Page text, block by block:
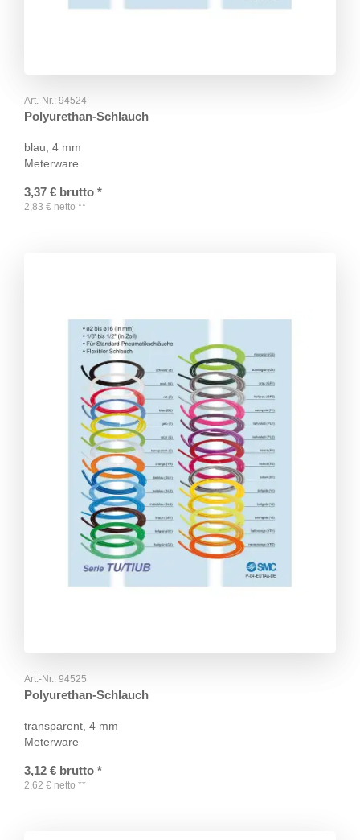
Art.-Nr.: 94524
Polyurethan-Schlauch
blau, 4 mm
Meterware
3,37 € brutto *
2,83 € netto **
Art.-Nr.: 94525
Polyurethan-Schlauch
transparent, 4 mm
Meterware
3,12 € brutto *
2,62 € netto **